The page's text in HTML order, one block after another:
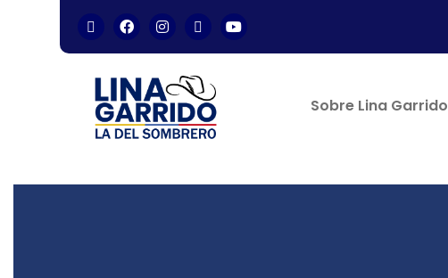
Sobre Lina Garrido